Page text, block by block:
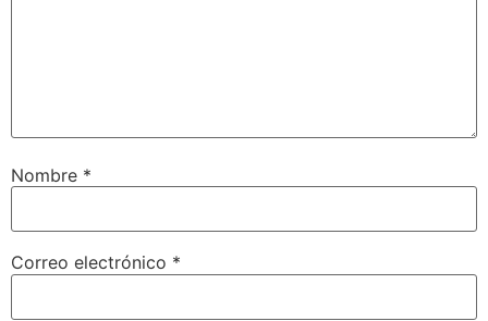
Nombre *
Correo electrónico *